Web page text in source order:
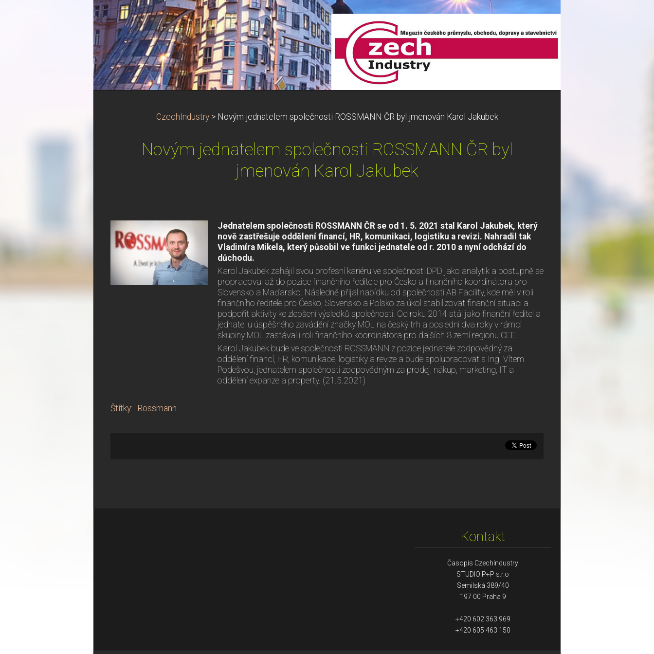
CzechIndustry > Novým jednatelem společnosti ROSSMANN ČR byl jmenován Karol Jakubek
Novým jednatelem společnosti ROSSMANN ČR byl
jmenován Karol Jakubek
Jednatelem společnosti ROSSMANN ČR se od 1. 5. 2021 stal Karol Jakubek, který
nově zastřešuje oddělení financí, HR, komunikaci, logistiku a revizi. Nahradil tak
Vladimíra Mikela, který působil ve funkci jednatele od r. 2010 a nyní odchází do
důchodu.
Karol Jakubek zahájil svou profesní kariéru ve společnosti DPD jako analytik a postupně se
propracoval až do pozice finančního ředitele pro Česko a finančního koordinátora pro
Slovensko a Maďarsko. Následně přijal nabídku od společnosti AB Facility, kde měl v roli
finančního ředitele pro Česko, Slovensko a Polsko za úkol stabilizovat finanční situaci a
podpořit aktivity ke zlepšení výsledků společnosti. Od roku 2014 stál jako finanční ředitel a
jednatel u úspěšného zavádění značky MOL na český trh a poslední dva roky v rámci
skupiny MOL zastával i roli finančního koordinátora pro dalších 8 zemí regionu CEE.
Karol Jakubek bude ve společnosti ROSSMANN z pozice jednatele zodpovědný za
oddělení financí, HR, komunikace, logistiky a revize a bude spolupracovat s Ing. Vítem
Podešvou, jednatelem společnosti zodpovědným za prodej, nákup, marketing, IT a
oddělení expanze a property. (21.5.2021)
Štítky: Rossmann
Kontakt
Časopis CzechIndustry
STUDIO P+P s.r.o
Semilská 389/40
197 00 Praha 9
+420 602 363 969
+420 605 463 150